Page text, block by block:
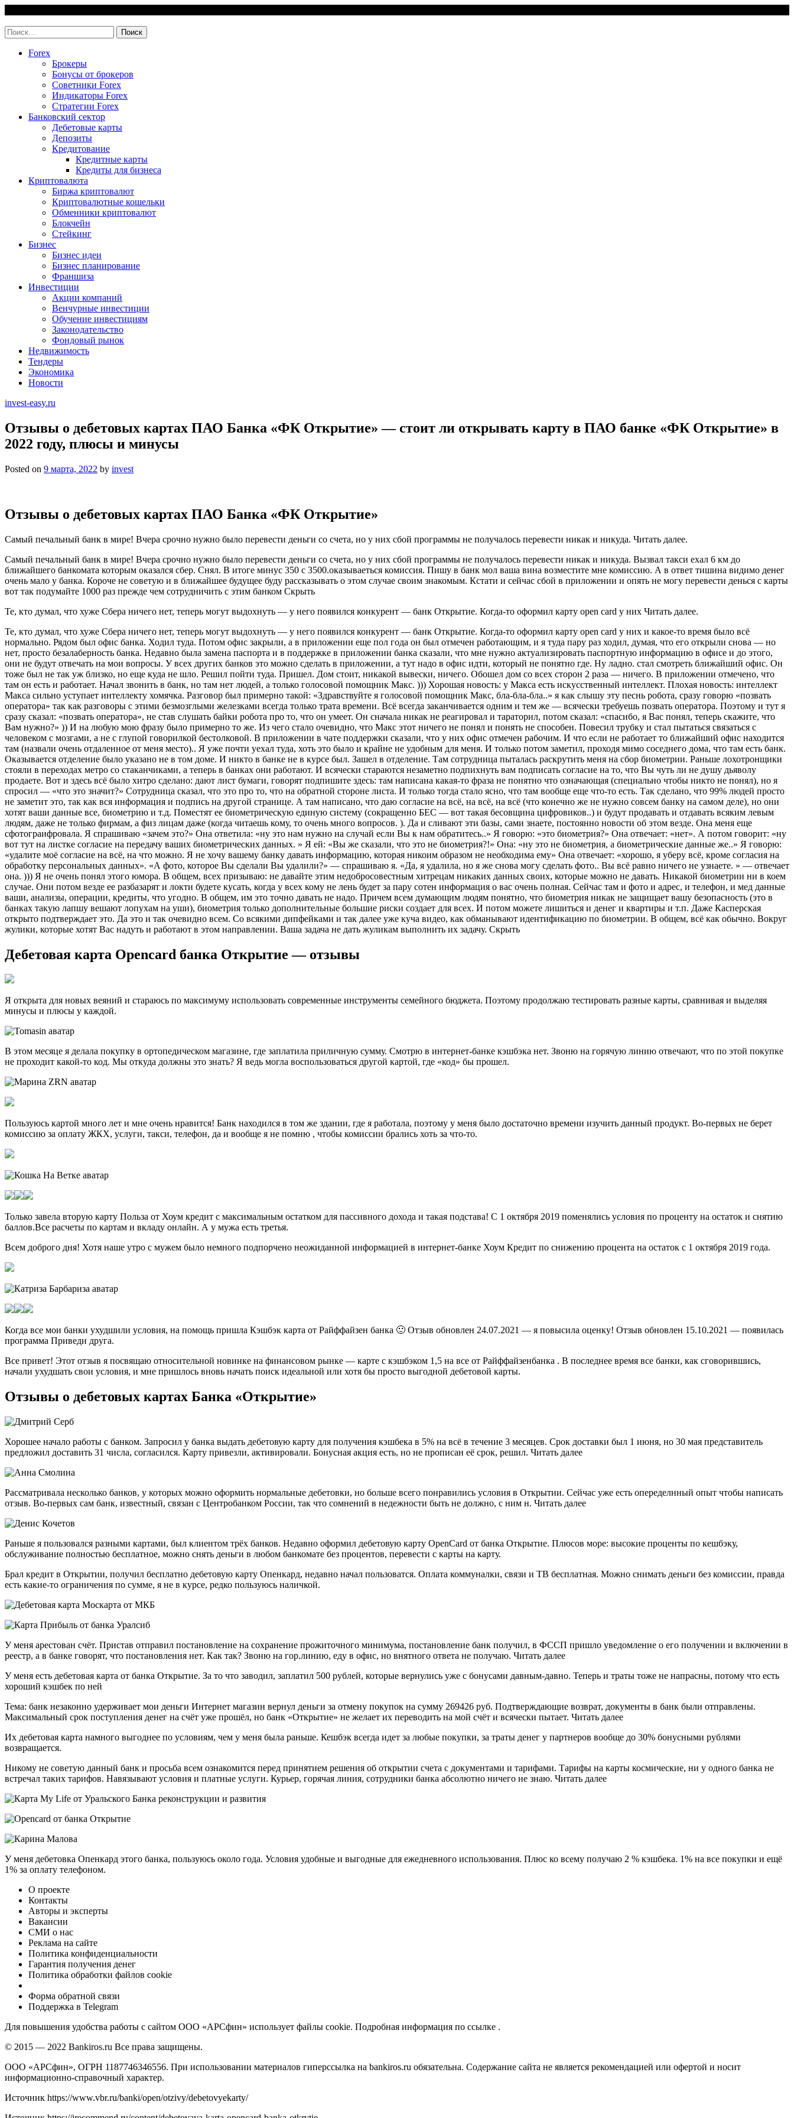
content
Найти:
Forex
Брокеры
Бонусы от брокеров
Советники Forex
Индикаторы Forex
Стратегии Forex
Банковский сектор
Дебетовые карты
Депозиты
Кредитование
Кредитные карты
Кредиты для бизнеса
Криптовалюта
Биржа криптовалют
Криптовалютные кошельки
Обменники криптовалют
Блокчейн
Стейкинг
Бизнес
Бизнес идеи
Бизнес планирование
Франшиза
Инвестиции
Акции компаний
Венчурные инвестиции
Обучение инвестициям
Законодательство
Фондовый рынок
Недвижимость
Тендеры
Экономика
Новости
invest-easy.ru
Отзывы о дебетовых картах ПАО Банка «ФК Открытие» — стоит ли открывать карту в ПАО банке «ФК Открытие» в
2022 году, плюсы и минусы
Posted on 9 марта, 2022 by invest
Отзывы о дебетовых картах ПАО Банка «ФК Открытие»
Самый печальный банк в мире! Вчера срочно нужно было перевести деньги со счета, но у них сбой программы не получалось перевести никак и никуда. Читать далее.
Самый печальный банк в мире! Вчера срочно нужно было перевести деньги со счета, но у них сбой программы не получалось перевести никак и никуда. Вызвал такси ехал 6 км до
ближайшего банкомата которым оказался сбер. Снял. В итоге минус 350 с 3500.оказываеться комиссия. Пишу в банк мол ваша вина возместите мне комиссию. А в ответ тишина видимо денег
очень мало у банка. Короче не советую и в ближайшее будущее буду рассказывать о этом случае своим знакомым. Кстати и сейчас сбой в приложении и опять не могу перевести денься с карты
вот так подумайте 1000 раз прежде чем сотрудничить с этим банком Скрыть
Те, кто думал, что хуже Сбера ничего нет, теперь могут выдохнуть — у него появился конкурент — банк Открытие. Когда-то оформил карту open card у них Читать далее.
Те, кто думал, что хуже Сбера ничего нет, теперь могут выдохнуть — у него появился конкурент — банк Открытие. Когда-то оформил карту open card у них и какое-то время было всё
нормально. Рядом был офис банка. Ходил туда. Потом офис закрыли, а в приложении еще пол года он был отмечен работающим, и я туда пару раз ходил, думая, что его открыли снова — но
нет, просто безалаберность банка. Недавно была замена паспорта и в поддержке в приложении банка сказали, что мне нужно актуализировать паспортную информацию в офисе и до этого,
они не будут отвечать на мои вопросы. У всех других банков это можно сделать в приложении, а тут надо в офис идти, который не понятно где. Ну ладно. стал смотреть ближайший офис. Он
тоже был не так уж близко, но еще куда не шло. Решил пойти туда. Пришел. Дом стоит, никакой вывески, ничего. Обошел дом со всех сторон 2 раза — ничего. В приложении отмечено, что
там он есть и работает. Начал звонить в банк, но там нет людей, а только голосовой помощник Макс. ))) Хорошая новость: у Макса есть искусственный интеллект. Плохая новость: интеллект
Макса сильно уступает интеллекту хомячка. Разговор был примерно такой: «Здравствуйте я голосовой помощник Макс, бла-бла-бла..» я как слышу эту песнь робота, сразу говорю «позвать
оператора» так как разговоры с этими безмозглыми железками всегда только трата времени. Всё всегда заканчивается одним и тем же — всячески требуешь позвать оператора. Поэтому и тут я
сразу сказал: «позвать оператора», не став слушать байки робота про то, что он умеет. Он сначала никак не реагировал и тараторил, потом сказал: «спасибо, я Вас понял, теперь скажите, что
Вам нужно?» )) И на любую мою фразу было примерно то же. Из чего стало очевидно, что Макс этот ничего не понял и понять не способен. Повесил трубку и стал пытаться связаться с
человеком с мозгами, а не с глупой говорилкой бестолковой. В приложении в чате поддержки сказали, что у них офис отмечен рабочим. И что если не работает то ближайший офис находится
там (назвали очень отдаленное от меня место).. Я уже почти уехал туда, хоть это было и крайне не удобным для меня. И только потом заметил, проходя мимо соседнего дома, что там есть банк.
Оказывается отделение было указано не в том доме. И никто в банке не в курсе был. Зашел в отделение. Там сотрудница пыталась раскрутить меня на сбор биометрии. Раньше лохотронщики
стояли в переходах метро со стаканчиками, а теперь в банках они работают. И всячески стараются незаметно подпихнуть вам подписать согласие на то, что Вы чуть ли не душу дьяволу
продаете. Вот и здесь всё было хитро сделано: дают лист бумаги, говорят подпишите здесь: там написана какая-то фраза не понятно что означающая (специально чтобы никто не понял), но я
спросил — «что это значит?» Сотрудница сказал, что это про то, что на обратной стороне листа. И только тогда стало ясно, что там вообще еще что-то есть. Так сделано, что 99% людей просто
не заметит это, так как вся информация и подпись на другой странице. А там написано, что даю согласие на всё, на всё, на всё (что конечно же не нужно совсем банку на самом деле), но они
хотят ваши данные все, биометрию и т.д. Поместят ее биометрическую единую систему (сокращенно БЕС — вот такая бесовщина цифровиков..) и будут продавать и отдавать всяким левым
людям, даже не только фирмам, а физ лицам даже (когда читаешь кому, то очень много вопросов. ). Да и сливают эти базы, сами знаете, постоянно новости об этом везде. Она меня еще
сфотограифровала. Я спрашиваю «зачем это?» Она ответила: «ну это нам нужно на случай если Вы к нам обратитесь..» Я говорю: «это биометрия?» Она отвечает: «нет». А потом говорит: «ну
вот тут на листке согласие на передачу ваших биометрических данных. » Я ей: «Вы же сказали, что это не биометрия?!» Она: «ну это не биометрия, а биометрические данные же..» Я говорю:
«удалите моё согласие на всё, на что можно. Я не хочу вашему банку давать информацию, которая никоим образом не необходима ему» Она отвечает: «хорошо, я уберу всё, кроме согласия на
обработку персональных данных». «А фото, которое Вы сделали Вы удалили?» — спрашиваю я. «Да, я удалила, но я же снова могу сделать фото.. Вы всё равно ничего не узнаете. » — отвечает
она. ))) Я не очень понял этого юмора. В общем, всех призываю: не давайте этим недобросовестным хитрецам никаких данных своих, которые можно не давать. Никакой биометрии ни в коем
случае. Они потом везде ее разбазарят и локти будете кусать, когда у всех кому не лень будет за пару сотен информация о вас очень полная. Сейчас там и фото и адрес, и телефон, и мед данные
ваши, анализы, операции, кредиты, что угодно. В общем, им это точно давать не надо. Причем всем думающим людям понятно, что биометрия никак не защищает вашу безопасность (это в
банках такую лапшу вешают лопухам на уши), биометрия только дополнительные большие риски создает для всех. И потом можете лишиться и денег и квартиры и т.п. Даже Касперская
открыто подтверждает это. Да это и так очевидно всем. Со всякими дипфейками и так далее уже куча видео, как обманывают идентификацию по биометрии. В общем, всё как обычно. Вокруг
жулики, которые хотят Вас надуть и работают в этом направлении. Ваша задача не дать жуликам выполнить их задачу. Скрыть
Дебетовая карта Opencard банка Открытие — отзывы
Я открыта для новых веяний и стараюсь по максимуму использовать современные инструменты семейного бюджета. Поэтому продолжаю тестировать разные карты, сравнивая и выделяя
минусы и плюсы у каждой.
В этом месяце я делала покупку в ортопедическом магазине, где заплатила приличную сумму. Смотрю в интернет-банке кэшбэка нет. Звоню на горячую линию отвечают, что по этой покупке
не проходит какой-то код. Мы откуда должны это знать? Я ведь могла воспользоваться другой картой, где «код» бы прошел.
Пользуюсь картой много лет и мне очень нравится! Банк находился в том же здании, где я работала, поэтому у меня было достаточно времени изучить данный продукт. Во-первых не берет
комиссию за оплату ЖКХ, услуги, такси, телефон, да и вообще я не помню , чтобы комиссии брались хоть за что-то.
Только завела вторую карту Польза от Хоум кредит с максимальным остатком для пассивного дохода и такая подстава! С 1 октября 2019 поменялись условия по проценту на остаток и снятию
баллов.Все расчеты по картам и вкладу онлайн. А у мужа есть третья.
Всем доброго дня! Хотя наше утро с мужем было немного подпорчено неожиданной информацией в интернет-банке Хоум Кредит по снижению процента на остаток с 1 октября 2019 года.
Когда все мои банки ухудшили условия, на помощь пришла Кэшбэк карта от Райффайзен банка 🙂 Отзыв обновлен 24.07.2021 — я повысила оценку! Отзыв обновлен 15.10.2021 — появилась
программа Приведи друга.
Все привет! Этот отзыв я посвящаю относительной новинке на финансовом рынке — карте с кэшбэком 1,5 на все от Райффайзенбанка . В последнее время все банки, как сговорившись,
начали ухудшать свои условия, и мне пришлось вновь начать поиск идеальной или хотя бы просто выгодной дебетовой карты.
Отзывы о дебетовых картах Банка «Открытие»
Хорошее начало работы с банком. Запросил у банка выдать дебетовую карту для получения кэшбека в 5% на всё в течение 3 месяцев. Срок доставки был 1 июня, но 30 мая представитель
предложил доставить 31 числа, согласился. Карту привезли, активировали. Бонусная акция есть, но не прописан её срок, решил. Читать далее
Рассматривала несколько банков, у которых можно оформить нормальные дебетовки, но больше всего понравились условия в Открытии. Сейчас уже есть опеределнный опыт чтобы написать
отзыв. Во-первых сам банк, известный, связан с Центробанком России, так что сомнений в недежности быть не должно, с ним н. Читать далее
Раньше я пользовался разными картами, был клиентом трёх банков. Недавно оформил дебетовую карту OpenCard от банка Открытие. Плюсов море: высокие проценты по кешбэку,
обслуживание полностью бесплатное, можно снять деньги в любом банкомате без процентов, перевести с карты на карту.
Брал кредит в Открытии, получил бесплатно дебетовую карту Опенкард, недавно начал пользоватся. Оплата коммуналки, связи и ТВ бесплатная. Можно снимать деньги без комиссии, правда
есть какие-то ограничения по сумме, я не в курсе, редко пользуюсь наличкой.
У меня арестован счёт. Пристав отправил постановление на сохранение прожиточного минимума, постановление банк получил, в ФССП пришло уведомление о его получении и включении в
реестр, а в банке говорят, что постановления нет. Как так? Звоню на гор.линию, еду в офис, но внятного ответа не получаю. Читать далее
У меня есть дебетовая карта от банка Открытие. За то что заводил, заплатил 500 рублей, которые вернулись уже с бонусами давным-давно. Теперь и траты тоже не напрасны, потому что есть
хороший кэшбек по ней
Тема: банк незаконно удерживает мои деньги Интернет магазин вернул деньги за отмену покупок на сумму 269426 руб. Подтверждающие возврат, документы в банк были отправлены.
Максимальный срок поступления денег на счёт уже прошёл, но банк «Открытие» не желает их переводить на мой счёт и всячески пытает. Читать далее
Их дебетовая карта намного выгоднее по условиям, чем у меня была раньше. Кешбэк всегда идет за любые покупки, за траты денег у партнеров вообще до 30% бонусными рублями
возвращается.
Никому не советую данный банк и просьба всем ознакомится перед принятием решения об открытии счета с документами и тарифами. Тарифы на карты космические, ни у одного банка не
встречал таких тарифов. Навязывают условия и платные услуги. Курьер, горячая линия, сотрудники банка абсолютно ничего не знаю. Читать далее
У меня дебетовка Опенкард этого банка, пользуюсь около года. Условия удобные и выгодные для ежедневного использования. Плюс ко всему получаю 2 % кэшбека. 1% на все покупки и ещё
1% за оплату телефоном.
О проекте
Контакты
Авторы и эксперты
Вакансии
СМИ о нас
Реклама на сайте
Политика конфиденциальности
Гарантия получения денег
Политика обработки файлов cookie
Форма обратной связи
Поддержка в Telegram
Для повышения удобства работы с сайтом ООО «АРСфин» использует файлы cookie. Подробная информация по ссылке .
© 2015 — 2022 Bankiros.ru Все права защищены.
ООО «АРСфин», ОГРН 1187746346556. При использовании материалов гиперссылка на bankiros.ru обязательна. Содержание сайта не является рекомендацией или офертой и носит
информационно-справочный характер.
Источник https://www.vbr.ru/banki/open/otzivy/debetovyekarty/